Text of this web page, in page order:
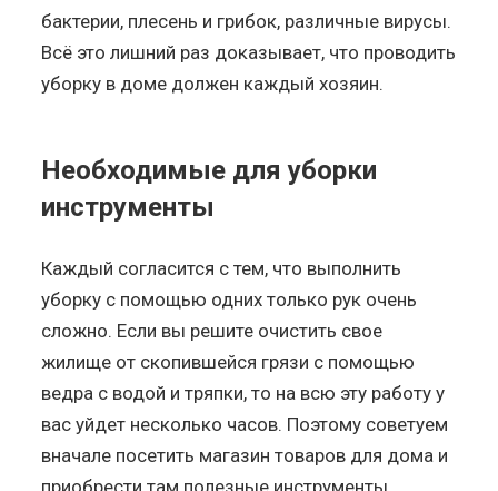
бактерии, плесень и грибок, различные вирусы.
Всё это лишний раз доказывает, что проводить
уборку в доме должен каждый хозяин.
Необходимые для уборки
инструменты
Каждый согласится с тем, что выполнить
уборку с помощью одних только рук очень
сложно. Если вы решите очистить свое
жилище от скопившейся грязи с помощью
ведра с водой и тряпки, то на всю эту работу у
вас уйдет несколько часов. Поэтому советуем
вначале посетить магазин товаров для дома и
приобрести там полезные инструменты,